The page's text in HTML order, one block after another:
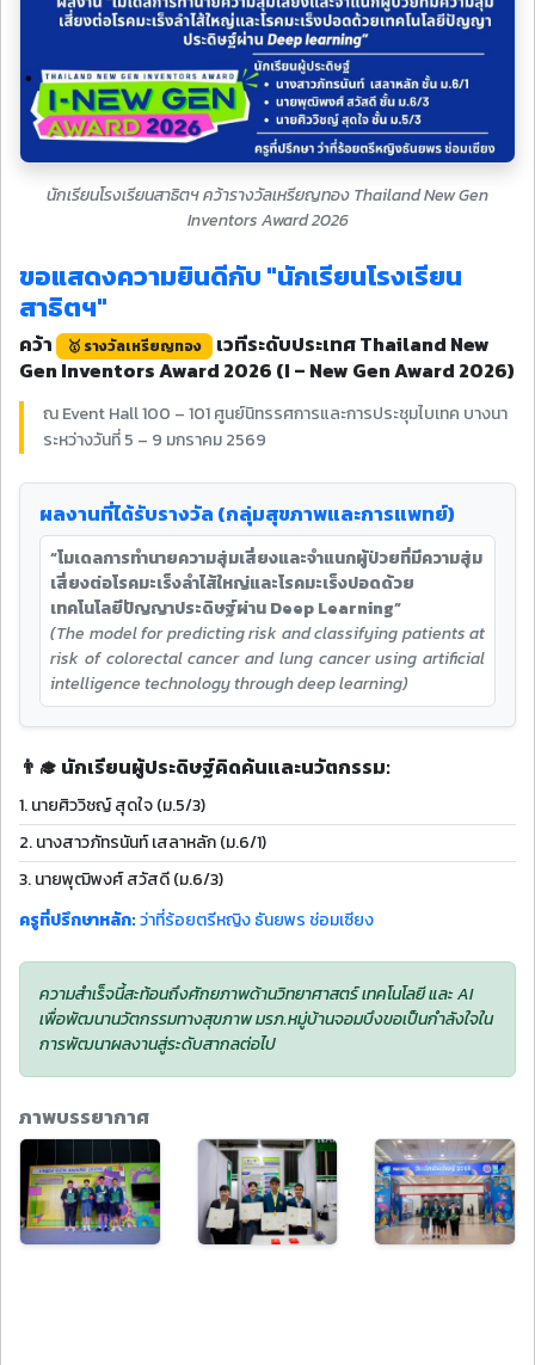
นักเรียนโรงเรียนสาธิตฯ คว้ารางวัลเหรียญทอง Thailand New Gen
Inventors Award 2026
ขอแสดงความยินดีกับ "นักเรียนโรงเรียน
สาธิตฯ"
คว้า 🥇 รางวัลเหรียญทอง เวทีระดับประเทศ Thailand New
Gen Inventors Award 2026 (I – New Gen Award 2026)
ณ Event Hall 100 – 101 ศูนย์นิทรรศการและการประชุมไบเทค บางนา
ระหว่างวันที่ 5 – 9 มกราคม 2569
ผลงานที่ได้รับรางวัล (กลุ่มสุขภาพและการแพทย์)
“โมเดลการทำนายความสุ่มเสี่ยงและจำแนกผู้ป่วยที่มีความสุ่ม
เสี่ยงต่อโรคมะเร็งลำไส้ใหญ่และโรคมะเร็งปอดด้วย
เทคโนโลยีปัญญาประดิษฐ์ผ่าน Deep Learning”
(The model for predicting risk and classifying patients at
risk of colorectal cancer and lung cancer using artificial
intelligence technology through deep learning)
👨‍🎓 นักเรียนผู้ประดิษฐ์คิดค้นและนวัตกรรม:
1. นายศิววิชญ์ สุดใจ (ม.5/3)
2. นางสาวภัทรนันท์ เสลาหลัก (ม.6/1)
3. นายพุฒิพงศ์ สวัสดี (ม.6/3)
ครูที่ปรึกษาหลัก:ว่าที่ร้อยตรีหญิง ธันยพร ช่อมเซียง
ความสำเร็จนี้สะท้อนถึงศักยภาพด้านวิทยาศาสตร์ เทคโนโลยี และ AI
เพื่อพัฒนานวัตกรรมทางสุขภาพ มรภ.หมู่บ้านจอมบึงขอเป็นกำลังใจใน
การพัฒนาผลงานสู่ระดับสากลต่อไป
ภาพบรรยากาศ